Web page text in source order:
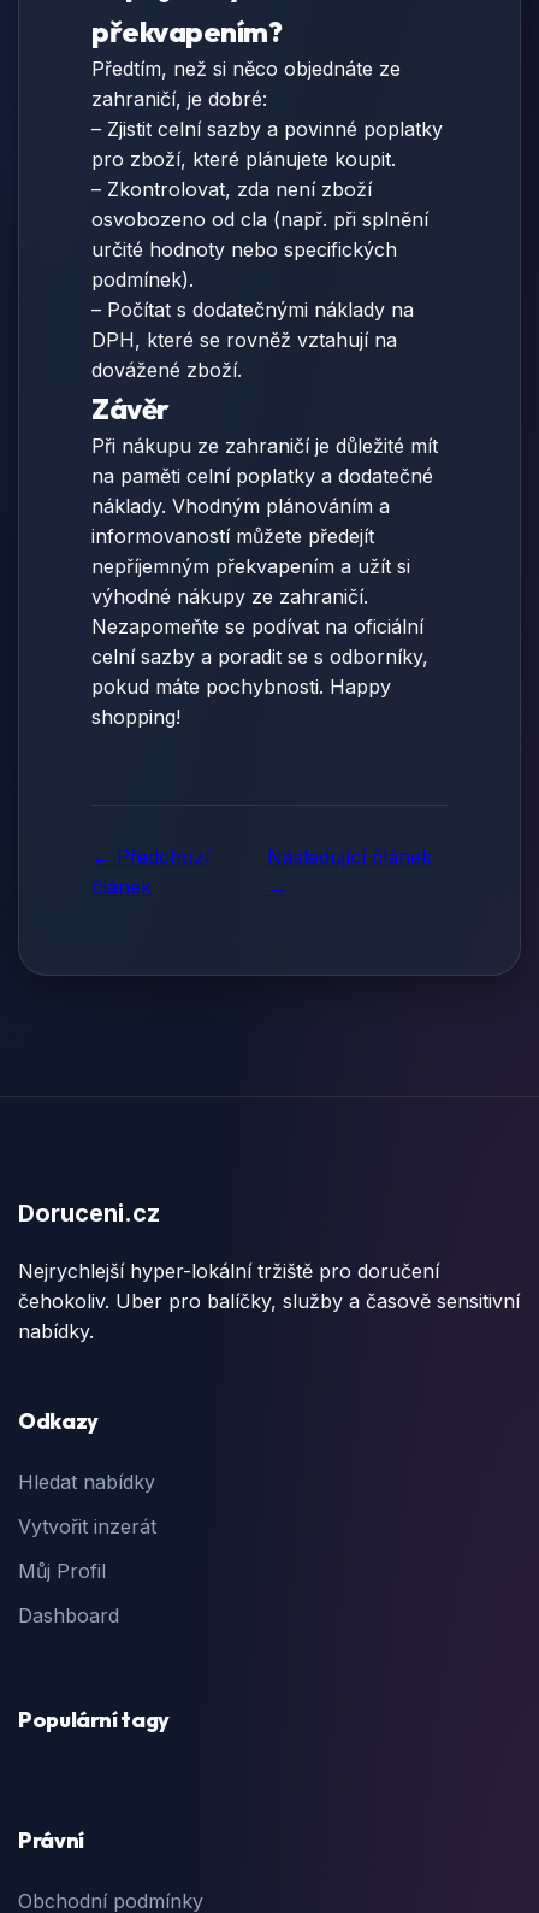
překvapením?
Předtím, než si něco objednáte ze
zahraničí, je dobré:
– Zjistit celní sazby a povinné poplatky
pro zboží, které plánujete koupit.
– Zkontrolovat, zda není zboží
osvobozeno od cla (např. při splnění
určité hodnoty nebo specifických
podmínek).
– Počítat s dodatečnými náklady na
DPH, které se rovněž vztahují na
dovážené zboží.
Závěr
Při nákupu ze zahraničí je důležité mít
na paměti celní poplatky a dodatečné
náklady. Vhodným plánováním a
informovaností můžete předejít
nepříjemným překvapením a užít si
výhodné nákupy ze zahraničí.
Nezapomeňte se podívat na oficiální
celní sazby a poradit se s odborníky,
pokud máte pochybnosti. Happy
shopping!
← Předchozí
článek
Následující článek
→
Doruceni.cz
Nejrychlejší hyper-lokální tržiště pro doručení
čehokoliv. Uber pro balíčky, služby a časově sensitivní
nabídky.
Odkazy
Hledat nabídky
Vytvořit inzerát
Můj Profil
Dashboard
Populární tagy
Právní
Obchodní podmínky